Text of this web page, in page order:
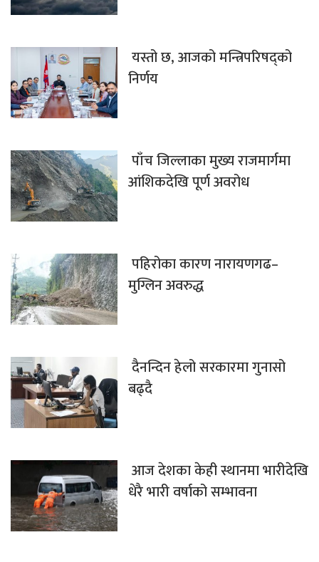
यस्तो छ, आजको मन्त्रिपरिषद्को
निर्णय
पाँच जिल्लाका मुख्य राजमार्गमा
आंशिकदेखि पूर्ण अवरोध
पहिरोका कारण नारायणगढ–
मुग्लिन अवरुद्ध
दैनन्दिन हेलो सरकारमा गुनासो
बढ्दै
आज देशका केही स्थानमा भारीदेखि
धेरै भारी वर्षाको सम्भावना